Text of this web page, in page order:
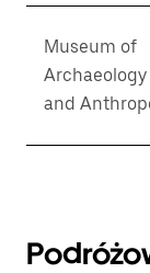
Museum of
Archaeology
and